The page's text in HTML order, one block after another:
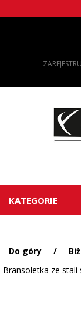
KATEGORIE
Do góry /
Bransoletka ze stali